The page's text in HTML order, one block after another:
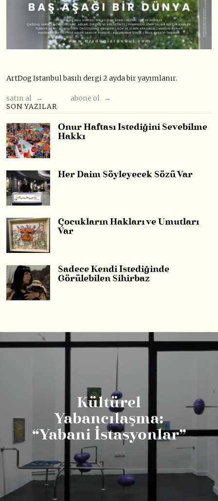
ArtDog Istanbul basılı dergi 2 ayda bir yayımlanır.
satın al →
abone ol →
SON YAZILAR
Onur Haftası İstediğini Sevebilme
Hakkı
Her Daim Söyleyecek Sözü Var
Çocukların Hakları ve Umutları
Var
Sadece Kendi İstediğinde
Görülebilen Sihirbaz
Kültürel
Yabancılaşma:
“Yabani İstasyonlar”